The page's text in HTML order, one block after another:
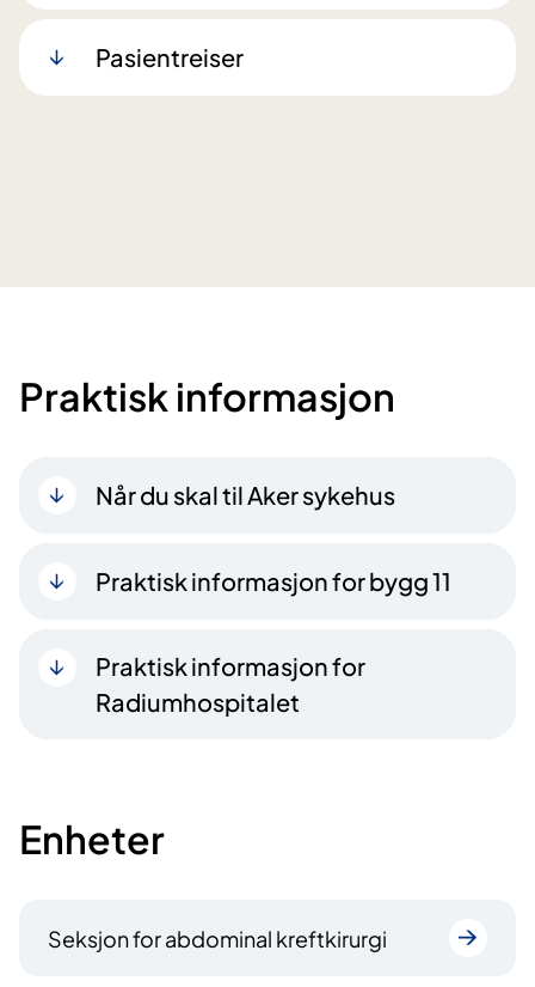
Pasientreiser
Praktisk informasjon
Når du skal til Aker sykehus
Praktisk informasjon for bygg 11
Praktisk informasjon for
Radiumhospitalet
Enheter
Seksjon for abdominal kreftkirurgi